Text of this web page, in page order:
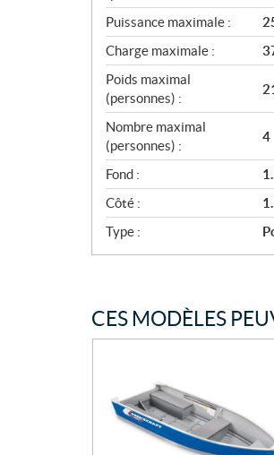
Puissance maximale :
Charge maximale :
Poids maximal
(personnes) :
Nombre maximal
(personnes) :
4
Fond :
Côté :
Type :
CES MODÈLES